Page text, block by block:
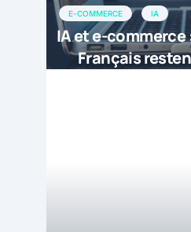
E-COMMERCE IA
IA et e-
Français